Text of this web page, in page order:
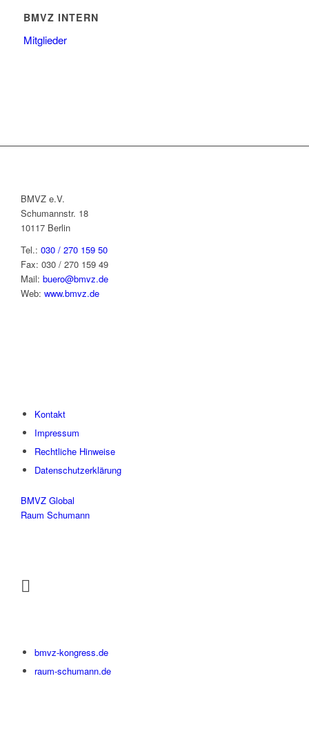
BMVZ INTERN
Mitglieder
BMVZ e.V.
Schumannstr. 18
10117 Berlin
Tel.: 030 / 270 159 50
Fax: 030 / 270 159 49
Mail: buero@bmvz.de
Web: www.bmvz.de
Kontakt
Impressum
Rechtliche Hinweise
Datenschutzerklärung
BMVZ Global
Raum Schumann
bmvz-kongress.de
raum-schumann.de